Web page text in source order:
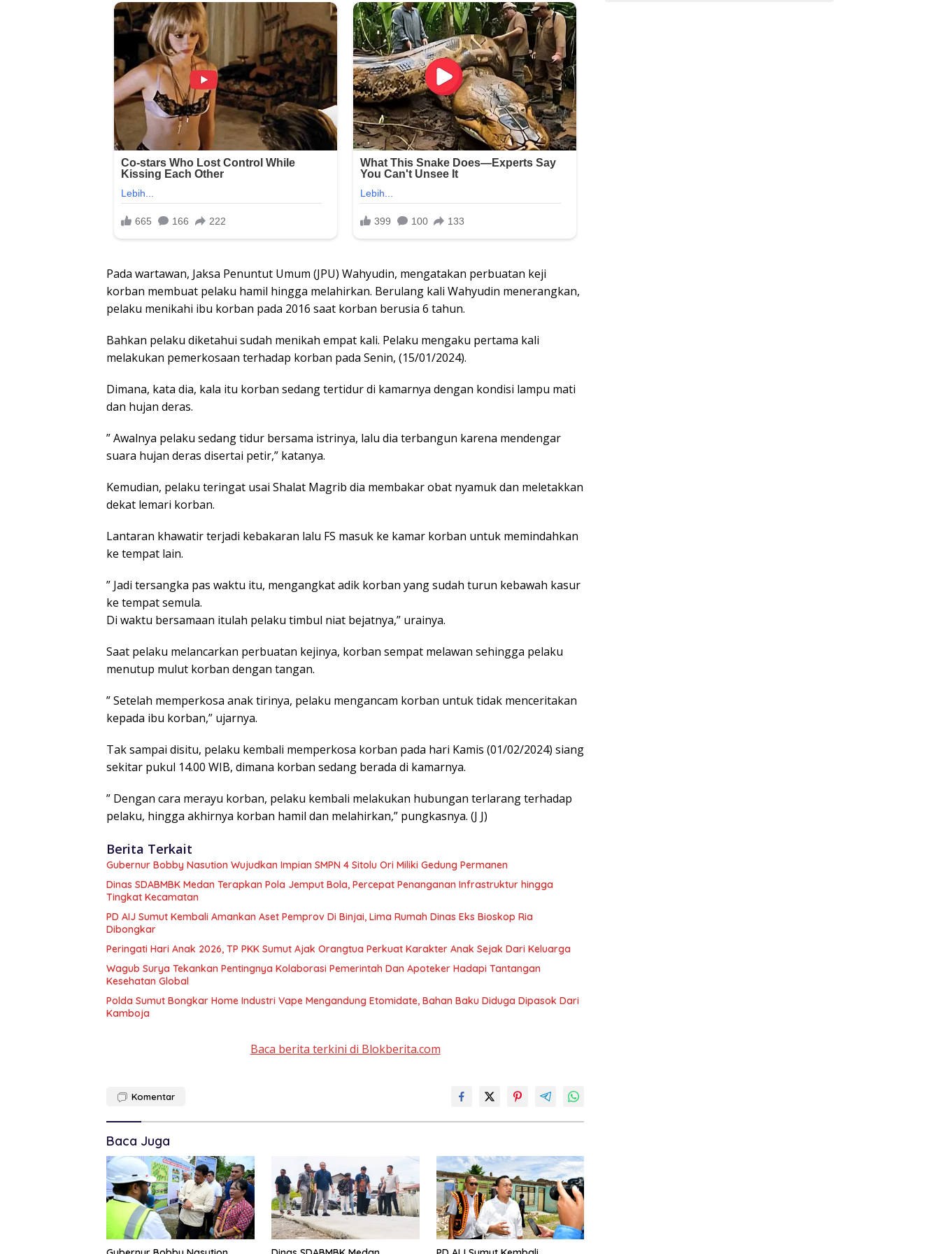
Pada wartawan, Jaksa Penuntut Umum (JPU) Wahyudin, mengatakan perbuatan keji
korban membuat pelaku hamil hingga melahirkan. Berulang kali Wahyudin menerangkan,
pelaku menikahi ibu korban pada 2016 saat korban berusia 6 tahun.
Bahkan pelaku diketahui sudah menikah empat kali. Pelaku mengaku pertama kali
melakukan pemerkosaan terhadap korban pada Senin, (15/01/2024).
Dimana, kata dia, kala itu korban sedang tertidur di kamarnya dengan kondisi lampu mati
dan hujan deras.
” Awalnya pelaku sedang tidur bersama istrinya, lalu dia terbangun karena mendengar
suara hujan deras disertai petir,” katanya.
Kemudian, pelaku teringat usai Shalat Magrib dia membakar obat nyamuk dan meletakkan
dekat lemari korban.
Lantaran khawatir terjadi kebakaran lalu FS masuk ke kamar korban untuk memindahkan
ke tempat lain.
” Jadi tersangka pas waktu itu, mengangkat adik korban yang sudah turun kebawah kasur
ke tempat semula.
Di waktu bersamaan itulah pelaku timbul niat bejatnya,” urainya.
Saat pelaku melancarkan perbuatan kejinya, korban sempat melawan sehingga pelaku
menutup mulut korban dengan tangan.
” Setelah memperkosa anak tirinya, pelaku mengancam korban untuk tidak menceritakan
kepada ibu korban,” ujarnya.
Tak sampai disitu, pelaku kembali memperkosa korban pada hari Kamis (01/02/2024) siang
sekitar pukul 14.00 WIB, dimana korban sedang berada di kamarnya.
” Dengan cara merayu korban, pelaku kembali melakukan hubungan terlarang terhadap
pelaku, hingga akhirnya korban hamil dan melahirkan,” pungkasnya. (J J)
Berita Terkait
Gubernur Bobby Nasution Wujudkan Impian SMPN 4 Sitolu Ori Miliki Gedung Permanen
Dinas SDABMBK Medan Terapkan Pola Jemput Bola, Percepat Penanganan Infrastruktur hingga
Tingkat Kecamatan
PD AIJ Sumut Kembali Amankan Aset Pemprov Di Binjai, Lima Rumah Dinas Eks Bioskop Ria
Dibongkar
Peringati Hari Anak 2026, TP PKK Sumut Ajak Orangtua Perkuat Karakter Anak Sejak Dari Keluarga
Wagub Surya Tekankan Pentingnya Kolaborasi Pemerintah Dan Apoteker Hadapi Tantangan
Kesehatan Global
Polda Sumut Bongkar Home Industri Vape Mengandung Etomidate, Bahan Baku Diduga Dipasok Dari
Kamboja
Baca berita terkini di Blokberita.com
Komentar
Baca Juga